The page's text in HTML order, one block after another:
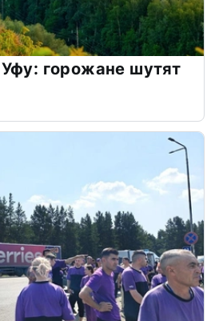
горожане шутят